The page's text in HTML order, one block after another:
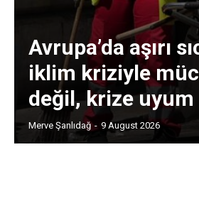
Avrupa’da aşırı
iklim kriziyle
değil, krize uyum
Merve Şanlıdağ - 9 August 2026